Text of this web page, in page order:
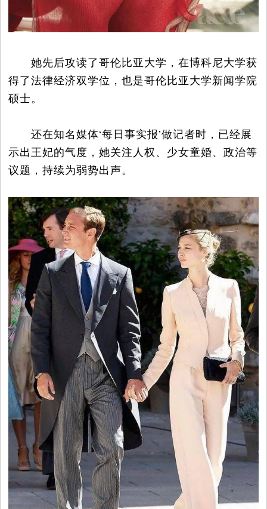
她先后攻读了哥伦比亚大学，在博科尼大学获
得了法律经济双学位，也是哥伦比亚大学新闻学院
硕士。
还在知名媒体‘每日事实报’做记者时，已经展
示出王妃的气度，她关注人权、少女童婚、政治等
议题，持续为弱势出声。